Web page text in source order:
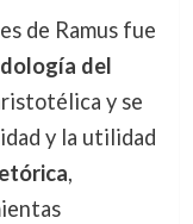
de Ramus fue
del
y se
y la utilidad
,